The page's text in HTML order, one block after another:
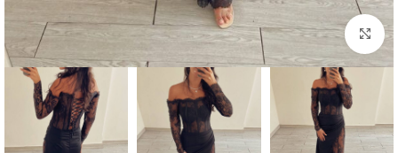
بزرگنمایی تصویر